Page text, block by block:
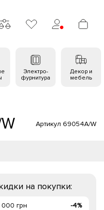
Электро-
фурнитура
Декор и
мебель
Артикул 69054A/W
на покупки:
000 грн -4%